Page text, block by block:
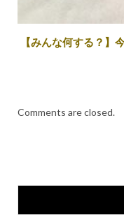
【みんな何する？】
Comments are closed.